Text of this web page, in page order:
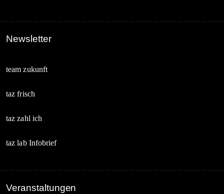
Newsletter
team zukunft
taz frisch
taz zahl ich
taz lab Infobrief
Veranstaltungen